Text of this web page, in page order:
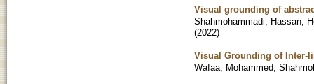
Visual grounding of
Shahmohammadi, Hassan;
(2022)
Visual Grounding of Inter-
Wafaa, Mohammed;